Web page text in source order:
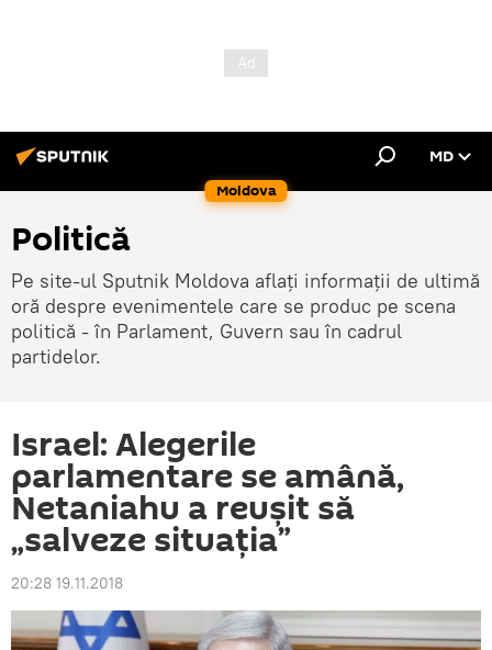
Moldova
MD
Politică
Pe site-ul Sputnik Moldova aflați informații de ultimă
oră despre evenimentele care se produc pe scena
politică - în Parlament, Guvern sau în cadrul
partidelor.
Israel: Alegerile
parlamentare se amână,
Netaniahu a reușit să
„salveze situația”
20:28 19.11.2018